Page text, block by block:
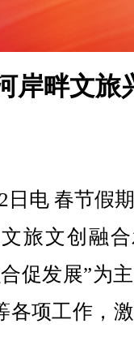
岸畔文旅
电 春节假
旅文创融
促发展”为
各项工作，